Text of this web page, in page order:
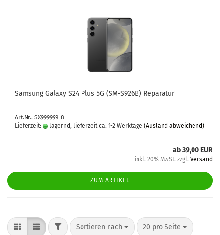
Sam­sung Ga­la­xy S24 Plus 5G (SM-​S926B) Re­pa­ra­tur
Art.Nr.: SX999999_8
Lieferzeit:
lagernd, lieferzeit ca. 1-2 Werktage (Ausland abweichend)
ab 39,00 EUR
inkl. 20% MwSt. zzgl. Versand
ZUM ARTIKEL
Sortieren nach 20 pro Seite